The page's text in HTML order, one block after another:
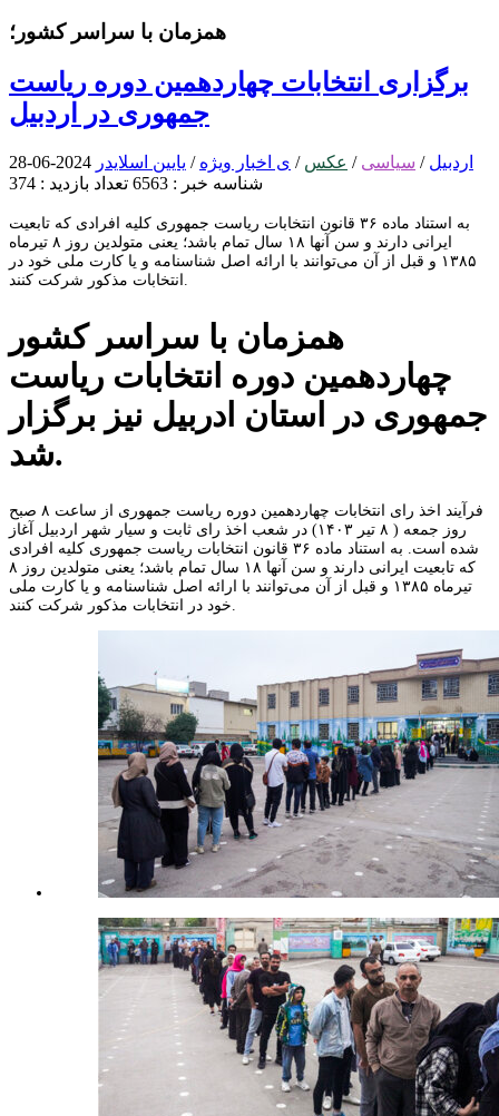
همزمان با سراسر کشور؛
برگزاری انتخابات چهاردهمین دوره ریاست
جمهوری در اردبیل
اردبیل / سیاسی / عکس / ی اخبار ویژه / یایین اسلایدر 2024-06-28
شناسه خبر : 6563
تعداد بازدید : 374
به استناد ماده ۳۶ قانون انتخابات ریاست جمهوری کلیه افرادی که تابعیت
ایرانی دارند و سن آنها ۱۸ سال تمام باشد؛ یعنی متولدین روز ۸ تیرماه
۱۳۸۵ و قبل از آن می‌توانند با ارائه اصل شناسنامه و یا کارت ملی خود در
همزمان با سراسر کشور
چهاردهمین دوره انتخابات ریاست
جمهوری در استان ادربیل نیز برگزار
شد.
فرآیند اخذ رای انتخابات چهاردهمین دوره ریاست جمهوری از ساعت ۸ صبح
روز جمعه ( ۸ تیر ۱۴۰۳) در شعب اخذ رای ثابت و سیار شهر اردبیل آغاز
شده است. به استناد ماده ۳۶ قانون انتخابات ریاست جمهوری کلیه افرادی
که تابعیت ایرانی دارند و سن آنها ۱۸ سال تمام باشد؛ یعنی متولدین روز ۸
تیرماه ۱۳۸۵ و قبل از آن می‌توانند با ارائه اصل شناسنامه و یا کارت ملی